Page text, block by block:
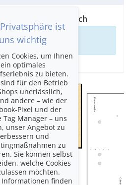
2026, Tonhalle Zürich
ist leer
Bühnenplätze
Parkett rechte Mitte
Empore rechts
2
4
1 2 3 4 5
6
ist
uns wichtig
Cookies, um Ihnen
ein optimales
zu bieten.
für den Betrieb
unerlässlich,
andere – wie der
Pixel und der
Tag Manager – uns
unser Angebot zu
und
zu
Sie können selbst
welche Cookies
möchten.
Informationen finden